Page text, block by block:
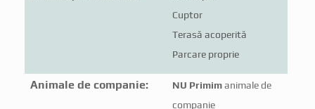
Cuptor
Terasă acoperită
Parcare proprie
Animale de companie: NU Primimanimale de
companie